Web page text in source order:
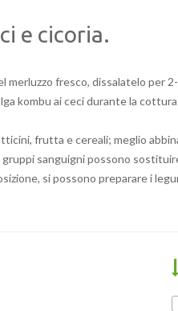
e cicoria.
merluzzo fresco, dissalatelo per
kombu ai ceci durante la
frutta e cereali; meglio
sanguigni possono
si possono preparare i